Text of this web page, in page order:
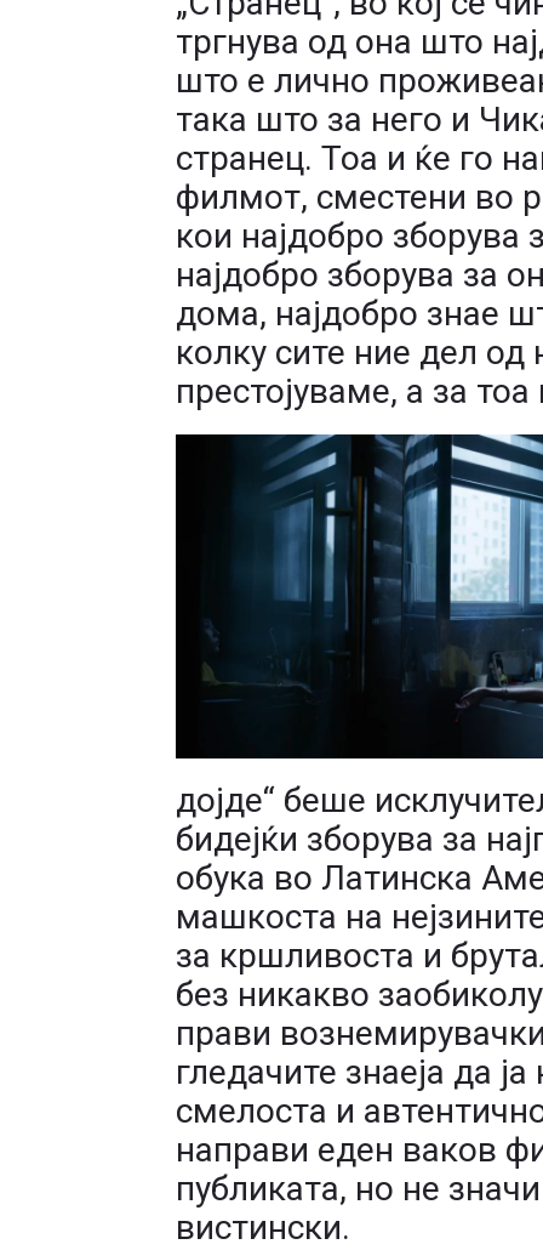
тргнува од она што
што е лично
така што за него и
странец. Тоа и ќе го
филмот, сместени во
кои најдобро зборува
најдобро зборува за
дома, најдобро знае
колку сите ние дел
престојуваме, а за
дојде“ беше
бидејќи зборува за
обука во Латинска
машкоста на
за кршливоста и
без никакво
прави
гледачите знаеја да
смелоста и
направи еден ваков
публиката, но не
вистински.